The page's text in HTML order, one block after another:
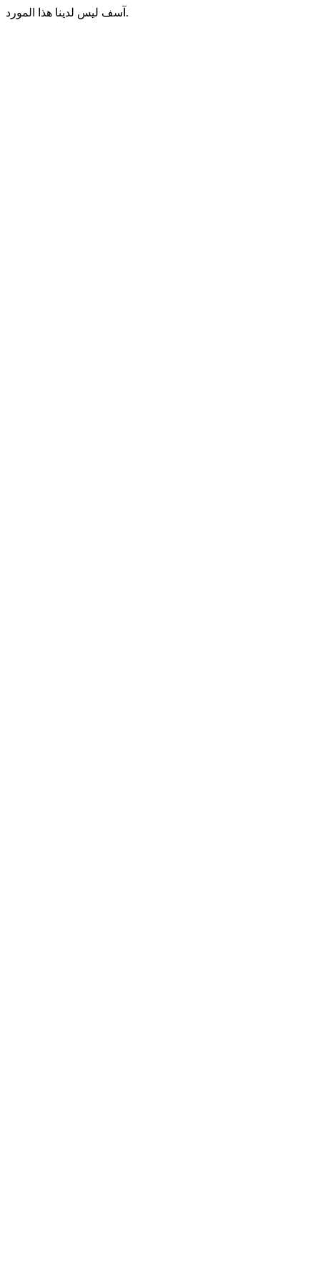
آسف ليس لدينا هذا المورد.